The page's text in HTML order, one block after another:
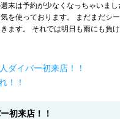
末は予約が少なくなっちゃいま
を使っております。 まだまだシ
ます。 それでは明日も雨にも負
ダイバー初来店！！
！！
初来店！！